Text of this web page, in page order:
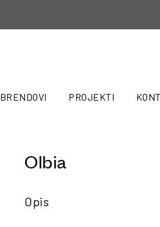
BRENDOVI PROJEKTI
Olbia
Opis